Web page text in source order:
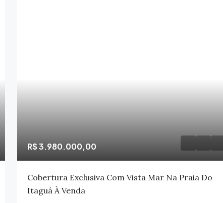
R$ 3.980.000,00
Cobertura Exclusiva Com Vista Mar Na Praia Do
Itaguá À Venda